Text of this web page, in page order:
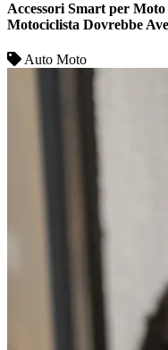
Accessori Smart per
Motociclista Dovrebbe
Auto Moto